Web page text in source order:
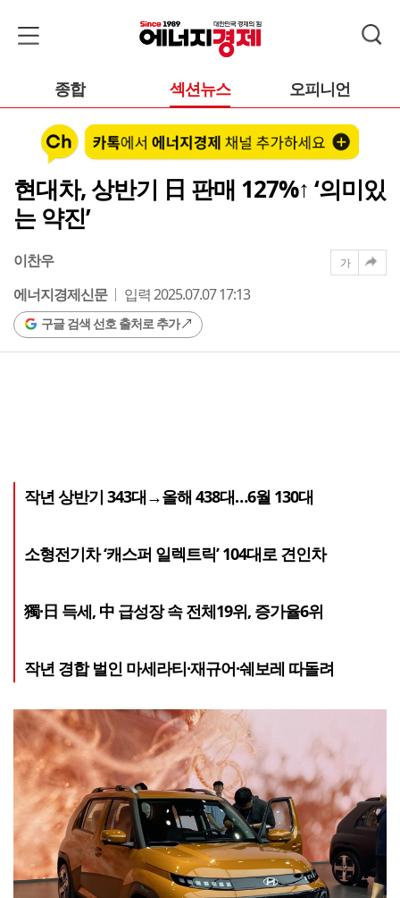
종합 섹션뉴스 오피니언
현대차, 상반기 日 판매 127%↑ ‘의미있
는 약진’
이찬우
에너지경제신문
입력 2025.07.07 17:13
구글 검색 선호 출처로 추가
가
작년 상반기 343대→올해 438대…6월 130대
소형전기차 ‘캐스퍼 일렉트릭’ 104대로 견인차
獨·日 득세, 中 급성장 속 전체19위, 증가율6위
작년 경합 벌인 마세라티·재규어·쉐보레 따돌려